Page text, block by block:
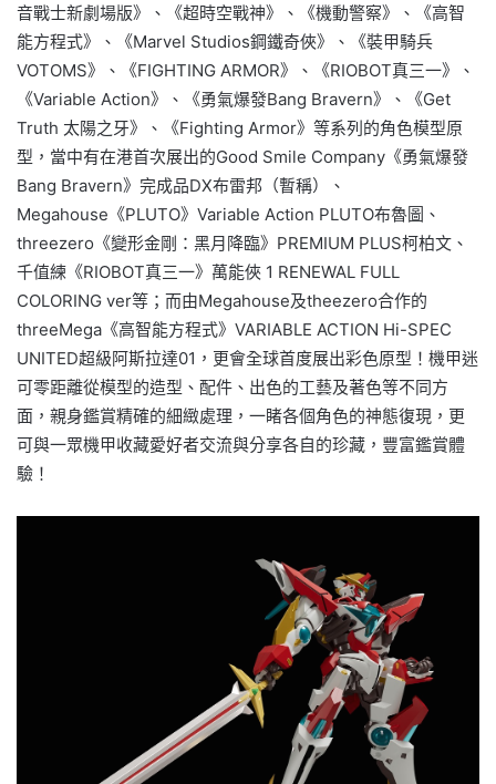
音戰士新劇場版》、《超時空戰神》、《機動警察》、《高智
能方程式》、《Marvel Studios鋼鐵奇俠》、《裝甲騎兵
VOTOMS》、《FIGHTING ARMOR》、《RIOBOT真三一》、
《Variable Action》、《勇氣爆發Bang Bravern》、《Get
Truth 太陽之牙》、《Fighting Armor》等系列的角色模型原
型，當中有在港首次展出的Good Smile Company《勇氣爆發
Bang Bravern》完成品DX布雷邦（暫稱）、
Megahouse《PLUTO》Variable Action PLUTO布魯圖、
threezero《變形金剛：黑月降臨》PREMIUM PLUS柯柏文、
千值練《RIOBOT真三一》萬能俠 1 RENEWAL FULL
COLORING ver等；而由Megahouse及theezero合作的
threeMega《高智能方程式》VARIABLE ACTION Hi-SPEC
UNITED超級阿斯拉達01，更會全球首度展出彩色原型！機甲迷
可零距離從模型的造型、配件、出色的工藝及著色等不同方
面，親身鑑賞精確的細緻處理，一睹各個角色的神態復現，更
可與一眾機甲收藏愛好者交流與分享各自的珍藏，豐富鑑賞體
驗！